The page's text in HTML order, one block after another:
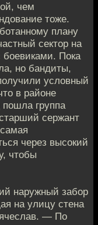
чем
тоже.
плану
сектор на
Пока
но бандиты,
условный
в районе
группа
сержант
через высокий
чтобы
наружный забор
на улицу стена
— По